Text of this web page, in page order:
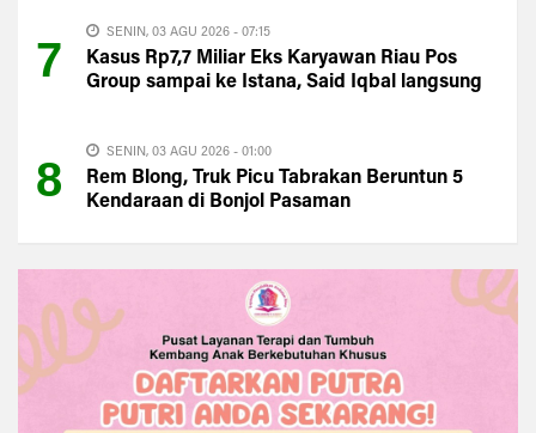
7
SENIN, 03 AGU 2026 - 07:15
Kasus Rp7,7 Miliar Eks Karyawan Riau Pos
Group sampai ke Istana, Said Iqbal langsung
8
SENIN, 03 AGU 2026 - 01:00
Rem Blong, Truk Picu Tabrakan Beruntun 5
Kendaraan di Bonjol Pasaman